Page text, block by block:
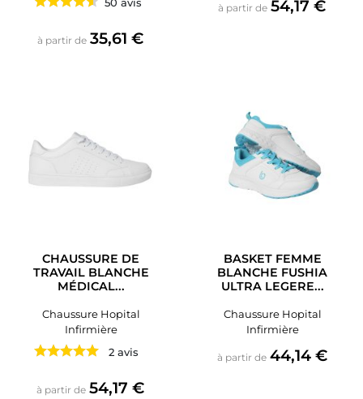
50 avis
à partir de Prix
35,61 €
à partir de Prix
54,17 €
CHAUSSURE DE
TRAVAIL BLANCHE
MÉDICAL...
Chaussure Hopital
Infirmière
2 avis
à partir de Prix
54,17 €
BASKET FEMME
BLANCHE FUSHIA
ULTRA LEGERE...
Chaussure Hopital
Infirmière
à partir de Prix
44,14 €